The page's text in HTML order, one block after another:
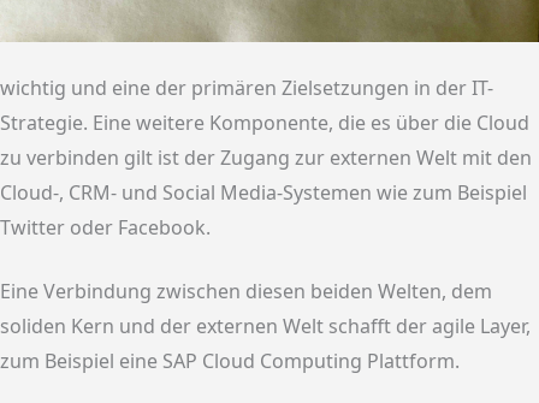
wichtig und eine der primären Zielsetzungen in der IT-
Strategie. Eine weitere Komponente, die es über die Cloud
zu verbinden gilt ist der Zugang zur externen Welt mit den
Cloud-, CRM- und Social Media-Systemen wie zum Beispiel
Twitter oder Facebook.
Eine Verbindung zwischen diesen beiden Welten, dem
soliden Kern und der externen Welt schafft der agile Layer,
zum Beispiel eine SAP Cloud Computing Plattform.